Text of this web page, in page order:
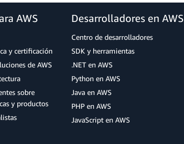
AWS
y certificación
de AWS
sobre
y productos
Desarrolladores en AWS
Centro de desarrolladores
SDK y herramientas
.NET en AWS
Python en AWS
Java en AWS
PHP en AWS
JavaScript en AWS